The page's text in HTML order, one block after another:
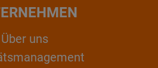
Über uns